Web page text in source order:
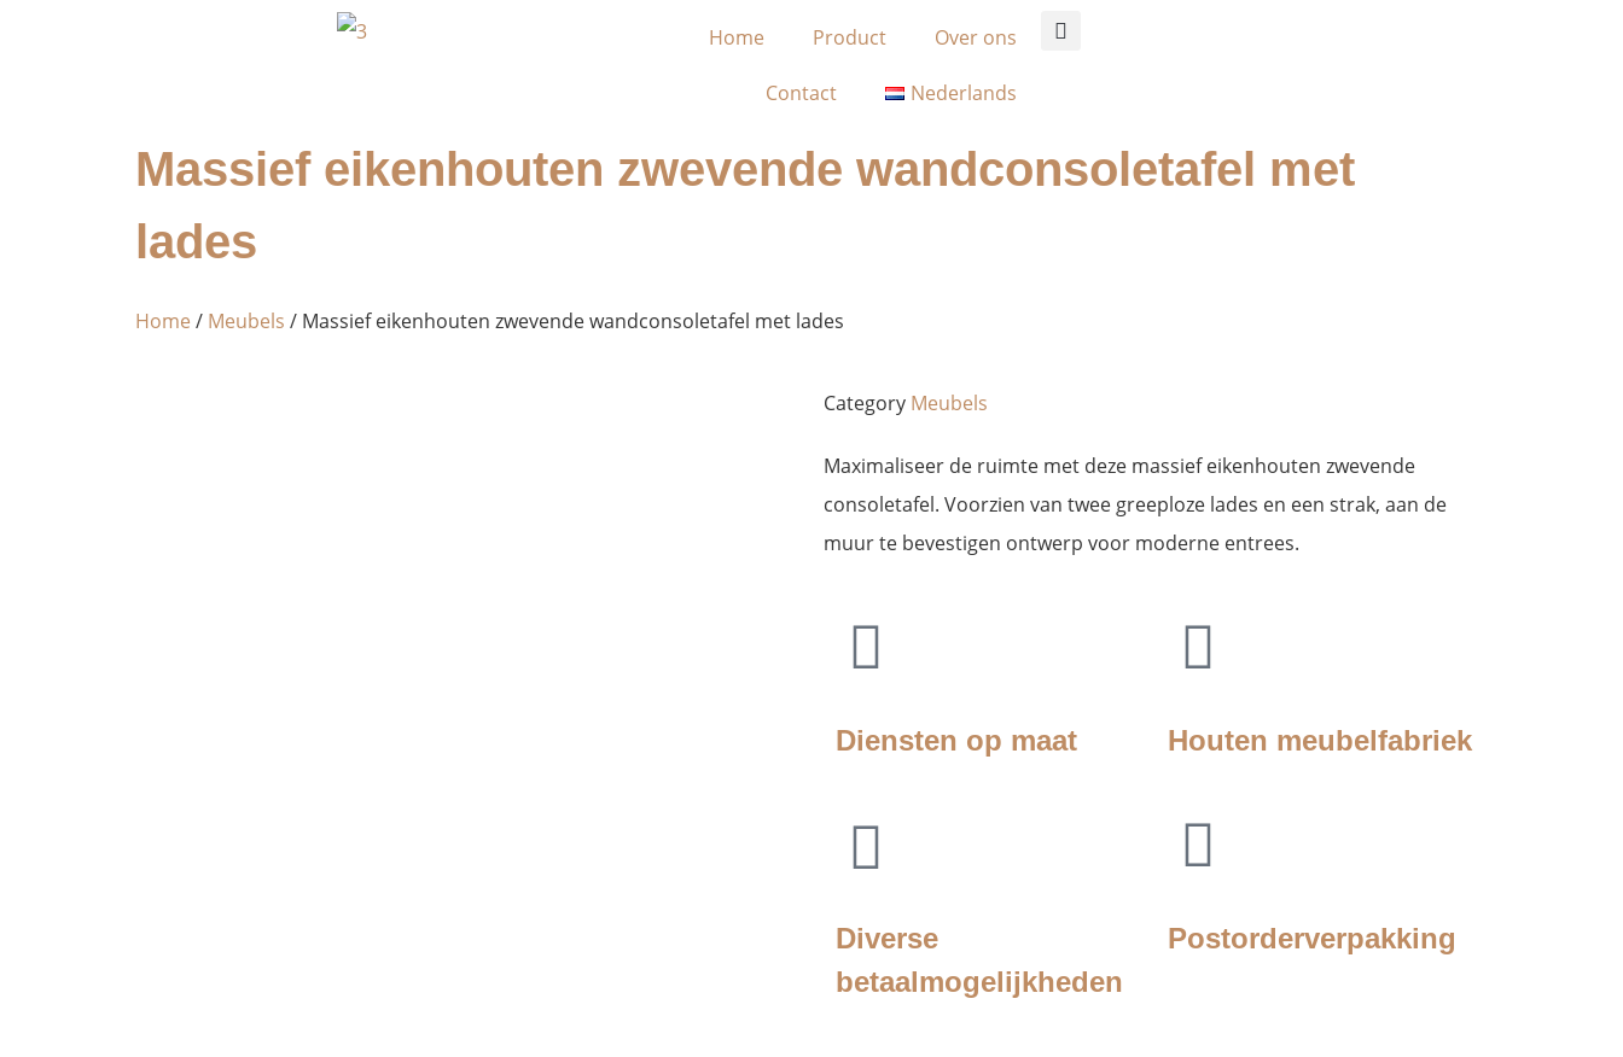
Home Product Over ons
Contact Nederlands
Massief eikenhouten zwevende wandconsoletafel met
lades
Home / Meubels / Massief eikenhouten zwevende wandconsoletafel met lades
Category Meubels
Maximaliseer de ruimte met deze massief eikenhouten zwevende
consoletafel. Voorzien van twee greeploze lades en een strak, aan de
muur te bevestigen ontwerp voor moderne entrees.
Diensten op maat Houten meubelfabriek
Diverse
betaalmogelijkheden
Postorderverpakking